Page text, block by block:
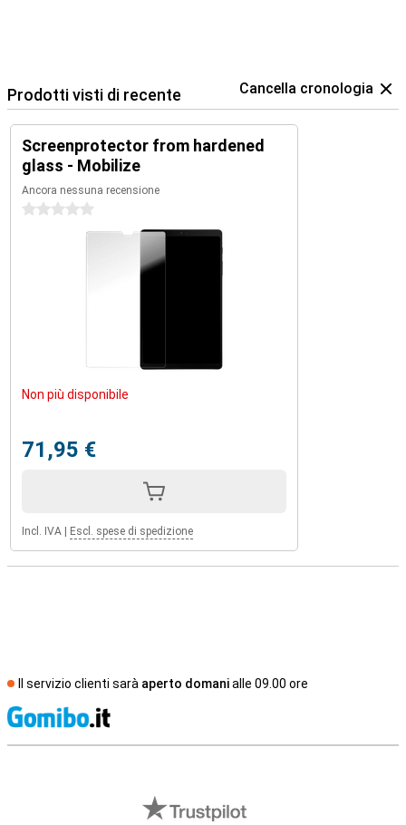
Prodotti visti di recente Cancella cronologia
Screenprotector from hardened
glass - Mobilize
Ancora nessuna recensione
0 stelle
Non più disponibile
71,95 €
Incl. IVA Escl. spese di spedizione
Il servizio clienti sarà aperto domanialle 09.00 ore